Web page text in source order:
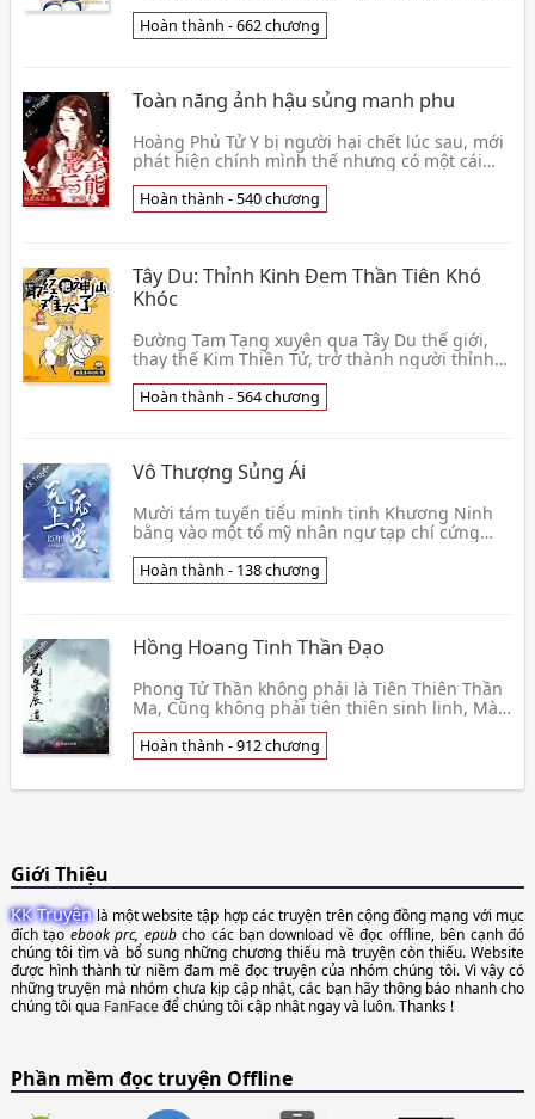
👦 Hồ Hồ Hồ Hồ Hồ Đồ
Hoàn thành - 662 chương
Toàn năng ảnh hậu sủng manh phu
Hoàng Phủ Tử Y bị người hại chết lúc sau, mới
phát hiện chính mình thế nhưng có một cái
nàng b👦 Mị Dạ Thủy Thảo
Hoàn thành - 540 chương
Tây Du: Thỉnh Kinh Đem Thần Tiên Khó
Khóc
Đường Tam Tạng xuyên qua Tây Du thế giới,
thay thế Kim Thiền Tử, trở thành người thỉnh
ăn rồi chờ👦 Tựu Thị Hỉ Hoan Cật Nhục
Hoàn thành - 564 chương
Vô Thượng Sủng Ái
Mười tám tuyến tiểu minh tinh Khương Ninh
bằng vào một tổ mỹ nhân ngư tạp chí cứng
hạ, thiếu nữ👦 Thần Niên
Hoàn thành - 138 chương
Hồng Hoang Tinh Thần Đạo
Phong Tử Thần không phải là Tiên Thiên Thần
Ma, Cũng không phải tiên thiên sinh linh, Mà
cái này👦 Ái Tác Mộng Đích Lại Trùng
Hoàn thành - 912 chương
Giới Thiệu
KK Truyệnlà một website tập hợp các truyện trên cộng đồng mạng với mục
đích tạoebook prc, epubcho các bạn download về đọc offline, bên cạnh đó
chúng tôi tìm và bổ sung những chương thiếu mà truyện còn thiếu. Website
được hình thành từ niềm đam mê đọc truyện của nhóm chúng tôi. Vì vậy có
những truyện mà nhóm chưa kịp cập nhật, các bạn hãy thông báo nhanh cho
chúng tôi qua FanFaceđể chúng tôi cập nhật ngay và luôn. Thanks !
Phần mềm đọc truyện Offline